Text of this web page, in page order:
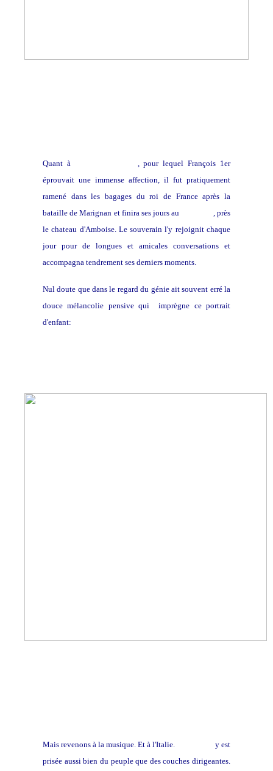
Quant à
, pour lequel François 1er
éprouvait une immense affection, il fut pratiquement
ramené dans les bagages du roi de France après la
bataille de Marignan et finira ses jours au
, près
le chateau d'Amboise. Le souverain l'y rejoignit chaque
jour pour de longues et amicales conversations et
accompagna tendrement ses derniers moments.
Nul doute que dans le regard du génie ait souvent erré la
douce mélancolie pensive qui imprègne ce portrait
d'enfant:
Mais revenons à la musique. Et à l'Italie.
y est
prisée aussi bien du peuple que des couches dirigeantes.